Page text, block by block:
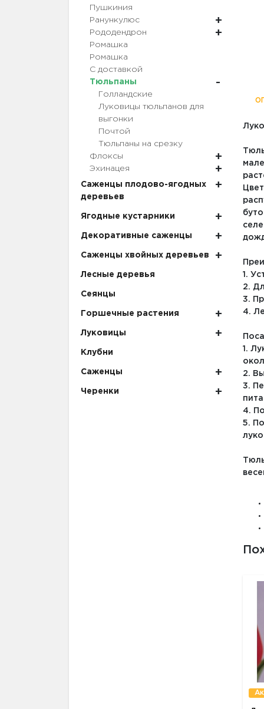
Пушкиния
Ранункулюс
Рододендрон
Ромашка
Ромашка
С доставкой
Тюльпаны
Голландские
Луковицы тюльпанов для
выгонки
Почтой
Тюльпаны на срезку
Флоксы
Эхинацея
Саженцы плодово-ягодных
деревьев
Ягодные кустарники
Декоративные саженцы
Саженцы хвойных деревьев
Лесные деревья
Сеянцы
Горшечные растения
Луковицы
Клубни
Саженцы
Черенки
1.
2.
3.
4.
1.
2.
3.
4.
5.